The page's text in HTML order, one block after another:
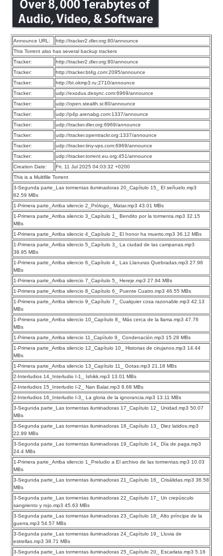
Announce URL:
http://tracker2.dler.org:80/announce
This Torrent also has several backup trackers
Tracker:
http://tracker2.dler.org:80/announce
Tracker:
http://tracker.bt4g.com:2095/announce
Tracker:
http://bt.okmp3.ru:2710/announce
Tracker:
udp://exodus.desync.com:6969/announce
Tracker:
udp://open.stealth.si:80/announce
Tracker:
udp://p4p.arenabg.com:1337/announce
Tracker:
udp://tracker.dler.org:6969/announce
Tracker:
udp://tracker.opentrackr.org:1337/announce
Tracker:
udp://tracker.tiny-vps.com:6969/announce
Tracker:
udp://tracker.torrent.eu.org:451/announce
Creation Date:
Fri, 11 Jul 2025 04:03:32 +0200
This is a Multifile Torrent
3-Segunda parte_Las tormentas iluminadoras 20_Capítulo 15_ El señuelo.mp3
62.59 MBs
1-Primera parte_Arriba silencio 2_Prólogo_ Matar.mp3 43.01 MBs
1-Primera parte_Arriba silencio 3_Capítulo 1_ Bendito por la tormenta.mp3 32.15
MBs
1-Primera parte_Arriba silencio 4_Capítulo 2_ El honor ha muerto.mp3 36.12 MBs
1-Primera parte_Arriba silencio 5_Capítulo 3_ La ciudad de las campanas.mp3
38.95 MBs
1-Primera parte_Arriba silencio 6_Capítulo 4_ Las Llanuras Quebradas.mp3 27.96
MBs
1-Primera parte_Arriba silencio 7_Capítulo 5_ Hereje.mp3 27.94 MBs
1-Primera parte_Arriba silencio 8_Capítulo 6_ Puente Cuatro.mp3 46.55 MBs
1-Primera parte_Arriba silencio 9_Capítulo 7_ Cualquier cosa razonable.mp3 42.13
MBs
1-Primera parte_Arriba silencio 10_Capítulo 8_ Más cerca de la llama.mp3 47.76
MBs
1-Primera parte_Arriba silencio 11_Capítulo 9_ Condenación.mp3 15.28 MBs
1-Primera parte_Arriba silencio 12_Capítulo 10_ Historias de cirujanos.mp3 14.44
MBs
1-Primera parte_Arriba silencio 13_Capítulo 11_ Gotas.mp3 21.18 MBs
2-Interludios 14_Interludio I-1_ Ishikk.mp3 13.01 MBs
2-Interludios 15_Interludio I-2_ Nan Balat.mp3 8.68 MBs
2-Interludios 16_Interludio I-3_ La gloria de la ignorancia.mp3 13.11 MBs
3-Segunda parte_Las tormentas iluminadoras 17_Capítulo 12_ Unidad.mp3 50.07
MBs
3-Segunda parte_Las tormentas iluminadoras 18_Capítulo 13_ Diez latidos.mp3
22.89 MBs
3-Segunda parte_Las tormentas iluminadoras 19_Capítulo 14_ Día de paga.mp3
24.4 MBs
1-Primera parte_Arriba silencio 1_Preludio a El archivo de las tormentas.mp3 10.03
MBs
3-Segunda parte_Las tormentas iluminadoras 21_Capítulo 16_ Crisálidas.mp3 36.58
MBs
3-Segunda parte_Las tormentas iluminadoras 22_Capítulo 17_ Un crepúsculo
sangriento y rojo.mp3 45.63 MBs
3-Segunda parte_Las tormentas iluminadoras 23_Capítulo 18_ Alto príncipe de la
guerra.mp3 54.57 MBs
3-Segunda parte_Las tormentas iluminadoras 24_Capítulo 19_ Lluvia de
estrellas.mp3 38.71 MBs
3-Segunda parte_Las tormentas iluminadoras 25_Capítulo 20_ Escarlata.mp3 5.16